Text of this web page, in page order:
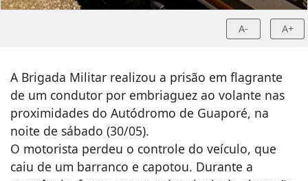
A- A+
A Brigada Militar realizou a prisão em flagrante
de um condutor por embriaguez ao volante nas
proximidades do Autódromo de Guaporé, na
noite de sábado (30/05).
O motorista perdeu o controle do veículo, que
caiu de um barranco e capotou. Durante a